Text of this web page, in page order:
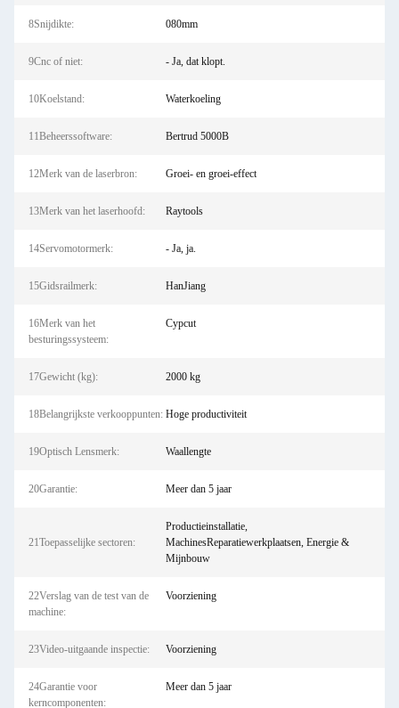
8Snijdikte: 080mm
9Cnc of niet: - Ja, dat klopt.
10Koelstand: Waterkoeling
11Beheerssoftware: Bertrud 5000B
12Merk van de laserbron: Groei- en groei-effect
13Merk van het laserhoofd: Raytools
14Servomotormerk: - Ja, ja.
15Gidsrailmerk: HanJiang
16Merk van het
besturingssysteem:
Cypcut
17Gewicht (kg): 2000 kg
18Belangrijkste verkooppunten: Hoge productiviteit
19Optisch Lensmerk: Waallengte
20Garantie: Meer dan 5 jaar
21Toepasselijke sectoren:
Productieinstallatie,
MachinesReparatiewerkplaatsen, Energie &
Mijnbouw
22Verslag van de test van de
machine:
Voorziening
23Video-uitgaande inspectie: Voorziening
24Garantie voor
kerncomponenten:
Meer dan 5 jaar